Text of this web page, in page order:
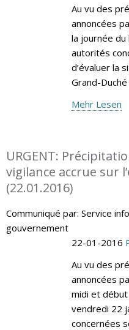
Au vu des
annoncées
la journée
autorités
d’évaluer la
Grand-
Mehr Lesen
URGENT:
vigilance accrue sur
(22.01.2016)
Communiqué par: Service
gouvernement
22-01-2016
Au vu des
annoncées
midi et
vendredi 22
concernées